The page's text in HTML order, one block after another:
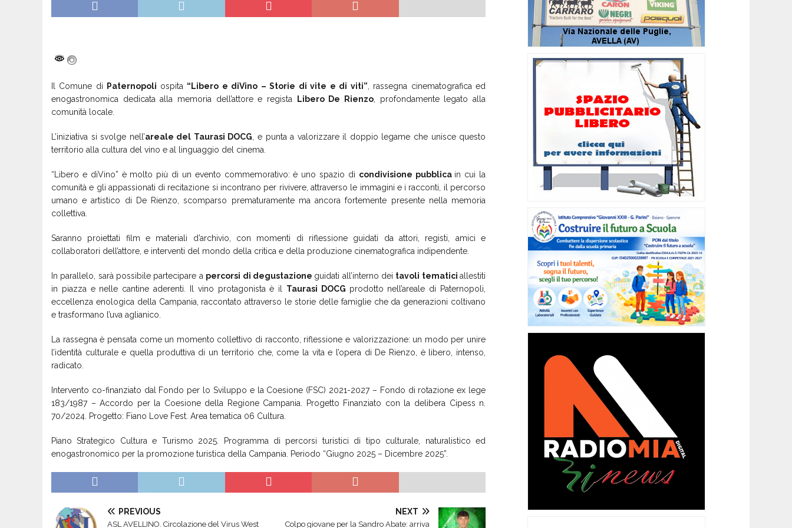
Il Comune di Paternopoli ospita “Libero e diVino – Storie di vite e di viti”, rassegna cinematografica ed
enogastronomica dedicata alla memoria dell’attore e regista
Libero De Rienzo, profondamente legato alla
comunità locale.
L’iniziativa si svolge nell’areale del Taurasi DOCG, e punta a valorizzare il doppio legame che unisce questo
territorio alla cultura del vino e al linguaggio del cinema.
“Libero e diVino” è molto più di un evento commemorativo: è uno spazio di condivisione pubblica in cui la
comunità e gli appassionati di recitazione si incontrano per rivivere, attraverso le immagini e i racconti, il percorso
umano e artistico di De Rienzo, scomparso prematuramente ma ancora fortemente presente nella memoria
collettiva.
Saranno proiettati film e materiali d’archivio, con momenti di riflessione guidati da attori, registi, amici e
collaboratori dell’attore, e interventi del mondo della critica e della produzione cinematografica indipendente.
In parallelo, sarà possibile partecipare a percorsi di degustazione guidati all’interno dei tavoli tematiciallestiti
in piazza e nelle cantine aderenti. Il vino protagonista è il Taurasi DOCG prodotto nell’areale di Paternopoli,
eccellenza enologica della Campania, raccontato attraverso le storie delle famiglie che da generazioni coltivano
e trasformano l’uva aglianico.
La rassegna è pensata come un momento collettivo di racconto, riflessione e valorizzazione: un modo per unire
l’identità culturale e quella produttiva di un territorio che, come la vita e l’opera di De Rienzo, è libero, intenso,
radicato.
Intervento co-finanziato dal Fondo per lo Sviluppo e la Coesione (FSC) 2021-2027 – Fondo di rotazione ex lege
183/1987 – Accordo per la Coesione della Regione Campania. Progetto Finanziato con la delibera Cipess n.
70/2024. Progetto: Fiano Love Fest. Area tematica 06 Cultura.
Piano Strategico Cultura e Turismo 2025. Programma di percorsi turistici di tipo culturale, naturalistico ed
enogastronomico per la promozione turistica della Campania. Periodo “Giugno 2025 – Dicembre 2025”.
PREVIOUS
ASL AVELLINO. Circolazione del Virus West
NEXT
Colpo giovane per la Sandro Abate: arriva